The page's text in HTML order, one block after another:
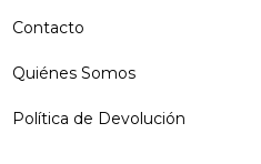
Contacto
Quiénes Somos
Política de Devolución